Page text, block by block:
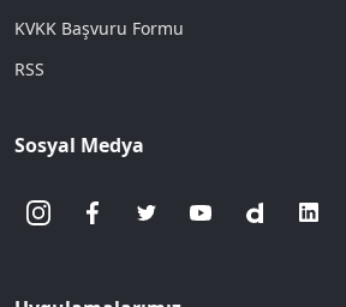
KVKK Başvuru Formu
RSS
Sosyal Medya